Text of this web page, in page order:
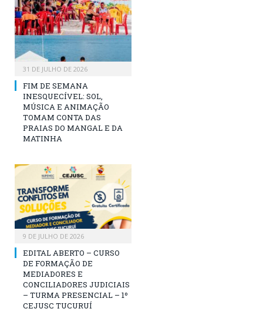
31 DE JULHO DE 2026
FIM DE SEMANA
INESQUECÍVEL: SOL,
MÚSICA E ANIMAÇÃO
TOMAM CONTA DAS
PRAIAS DO MANGAL E DA
MATINHA
9 DE JULHO DE 2026
EDITAL ABERTO – CURSO
DE FORMAÇÃO DE
MEDIADORES E
CONCILIADORES JUDICIAIS
– TURMA PRESENCIAL – 1º
CEJUSC TUCURUÍ